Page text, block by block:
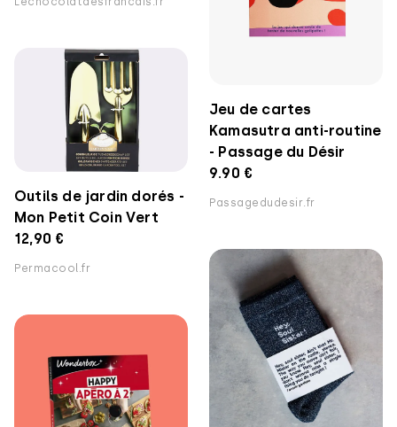
Jeu de cartes
Kamasutra anti-routine
- Passage du Désir
9.90 €
Passagedudesir.fr
Outils de jardin dorés -
Mon Petit Coin Vert
12,90 €
Permacool.fr